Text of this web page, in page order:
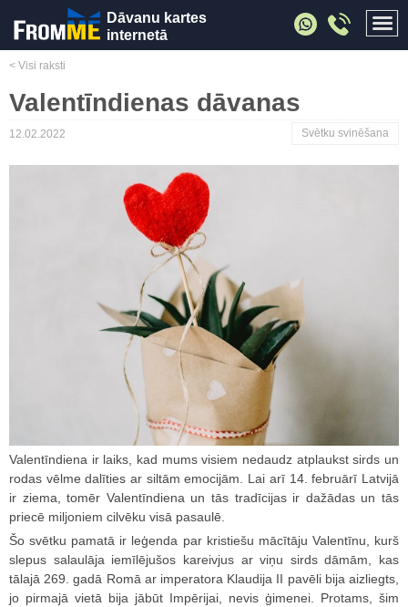
Dāvanu kartes
internetā
< Visi raksti
Valentīndienas dāvanas
12.02.2022 Svētku svinēšana
Valentīndiena ir laiks, kad mums visiem nedaudz atplaukst sirds un
rodas vēlme dalīties ar siltām emocijām. Lai arī 14. februārī Latvijā
ir ziema, tomēr Valentīndiena un tās tradīcijas ir dažādas un tās
priecē miljoniem cilvēku visā pasaulē.
Šo svētku pamatā ir leģenda par kristiešu mācītāju Valentīnu, kurš
slepus salaulāja iemīlējušos kareivjus ar viņu sirds dāmām, kas
tālajā 269. gadā Romā ar imperatora Klaudija II pavēli bija aizliegts,
jo pirmajā vietā bija jābūt Impērijai, nevis ģimenei. Protams, šim